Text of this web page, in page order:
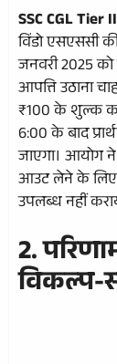
SSC CGL Tier
विंडो एसएससी
जनवरी 2025
आपत्ति उठाना
₹100 के शुल्क
6:00 के बाद
जाएगा। आयोग ने
आउट लेने के लिए
उपलब्ध नहीं
2.
विकल्प-